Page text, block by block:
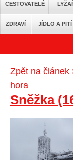
CESTOVATELÉ
ZDRAVÍ JÍDLO A PITÍ
Zpět na článek
hora
Sněžka